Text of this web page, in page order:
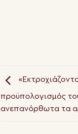
προϋπολογισμός
ανεπανόρθωτα τα